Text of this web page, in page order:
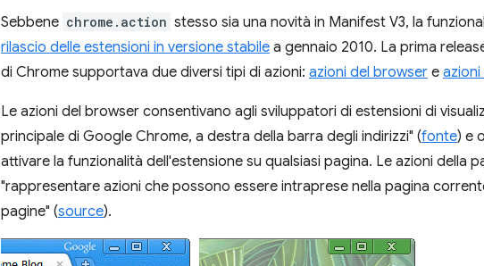
Sebbene chrome.action stesso sia una novità in Manifest V3, la
rilascio delle estensioni in versione stabile a gennaio 2010. La prima
di Chrome supportava due diversi tipi di azioni: azioni del browser e azioni
Le azioni del browser consentivano agli sviluppatori di estensioni di
principale di Google Chrome, a destra della barra degli indirizzi" (fonte) e
attivare la funzionalità dell'estensione su qualsiasi pagina. Le azioni della
"rappresentare azioni che possono essere intraprese nella pagina
pagine" (source).